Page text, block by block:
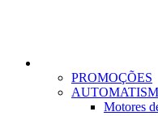
PROMOÇÕES
Motores